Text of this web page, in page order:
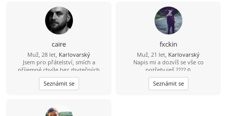
mám, čas si udělám :-), a odepíšu na
každou zprávu. Jestli chceš, napiš a
uvidíš ;-) .
caire
Muž, 28 let, Karlovarský
Jsem pro přátelství, smích a
příjemné chvíle bez zbytečných
očekávání. Když přeskočí jiskra, tím
lépe. Když ne, aspoň si rozšíříme
obzory. Život je krátký na nudu.
Seznámit se
fxckin
Muž, 21 let, Karlovarský
Napis mi a dozvíš se vše co
potřebuješ ????☺️
Seznámit se